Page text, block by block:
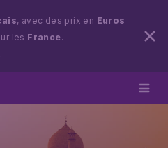
, avec des prix en Euros
les France.